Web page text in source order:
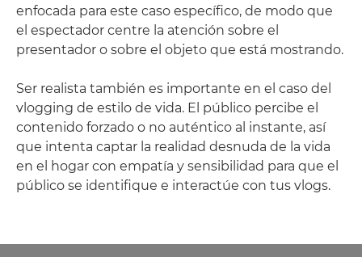
enfocada para este caso específico, de modo que
el espectador centre la atención sobre el
presentador o sobre el objeto que está mostrando.
Ser realista también es importante en el caso del
vlogging de estilo de vida. El público percibe el
contenido forzado o no auténtico al instante, así
que intenta captar la realidad desnuda de la vida
en el hogar con empatía y sensibilidad para que el
público se identifique e interactúe con tus vlogs.